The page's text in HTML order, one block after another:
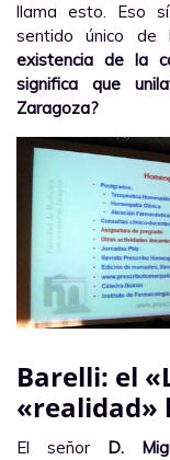
llama esto. Eso
sentido único de
existencia de la
significa que
Zaragoza?
Barelli: el
«realidad»
El señor D.